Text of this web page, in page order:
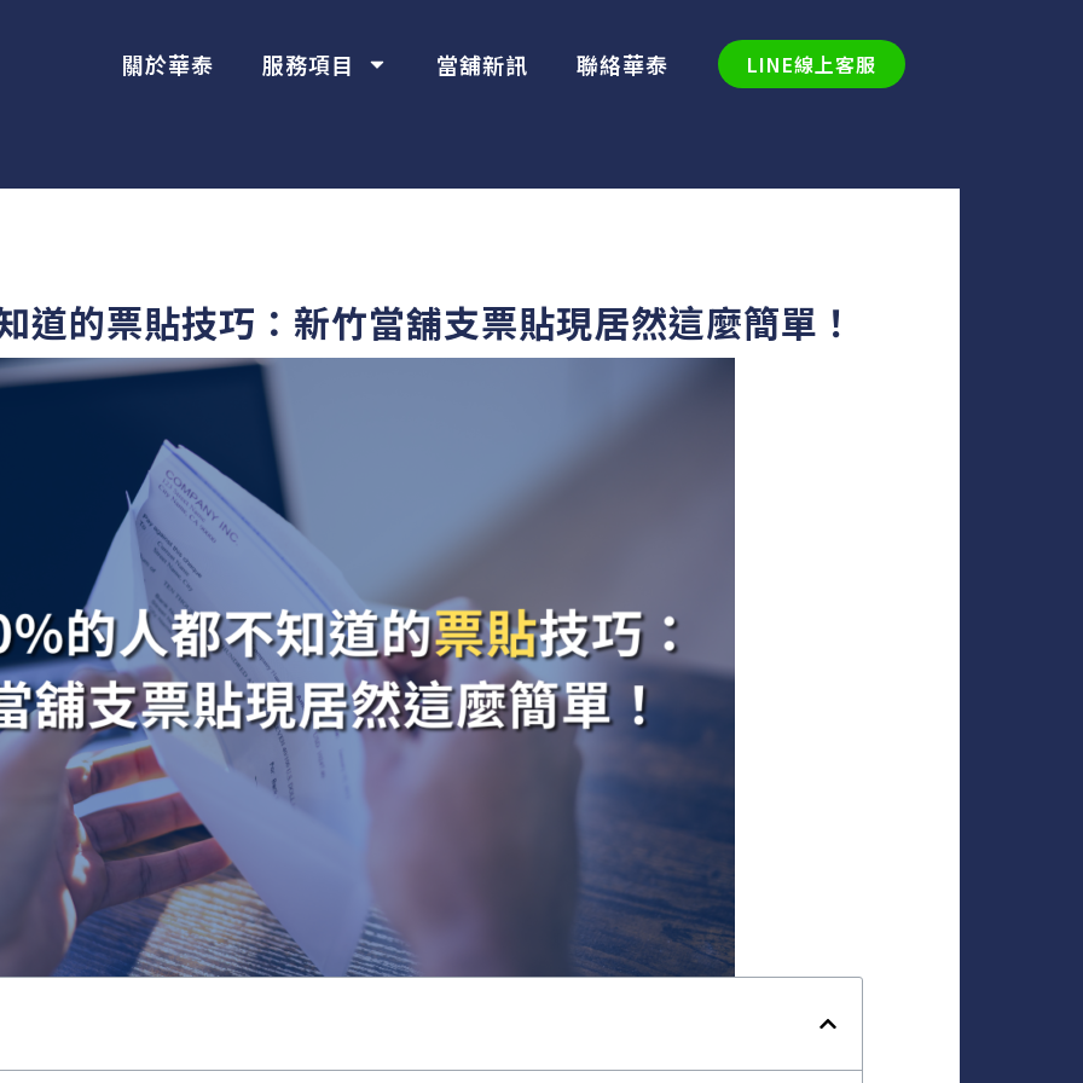
關於華泰 服務項目 當舖新訊 聯絡華泰 LINE線上客服
道的票貼技巧：新竹當舖支票貼現居然這麼簡單！